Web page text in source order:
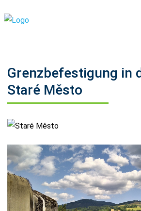
Grenzbefestigung in
Staré Město
Staré Město